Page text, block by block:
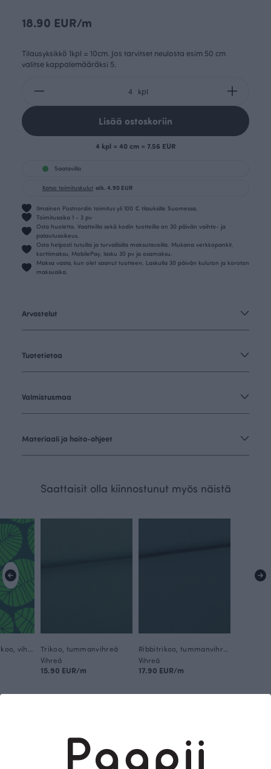
18.90 EUR/m
Tilausyksikkö 1kpl = 10cm. Jos tarvitset neulosta esim 50 cm
valitse kappalemääräksi 5.
kpl
Lisää ostoskoriin
4 kpl = 40 cm = 7.56 EUR
Saatavilla
Katso toimituskulut alk. 4.90 EUR
Ilmainen Postnordin toimitus yli 100 € tilauksille Suomessa.
Toimitusaika 1 - 3 pv
Osta huoletta. Vaatteilla sekä kodin tuotteilla on 30 päivän vaihto- ja
palautusoikeus.
Osta helposti tutuilla ja turvallisilla maksutavoilla. Mukana verkkopankit,
korttimaksu, MobilePay, lasku 30 pv ja osamaksu.
Maksa vasta, kun olet saanut tuotteen. Laskulla 30 päivän kuluton ja koroton
maksuaika.
Arvostelut
Tuotetietoa
Valmistusmaa
Materiaali ja hoito-ohjeet
Saattaisit olla kiinnostunut myös näistä
Trikoo, tummanvihreä
Vihreä
15.90 EUR/m
Vihreä
17.90 EUR/m